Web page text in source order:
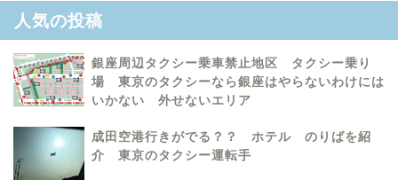
人気の投稿
銀座周辺タクシー乗車禁止地区 タクシー乗り
場 東京のタクシーなら銀座はやらないわけには
いかない 外せないエリア
成田空港行きがでる？？ ホテル のりばを紹
介 東京のタクシー運転手